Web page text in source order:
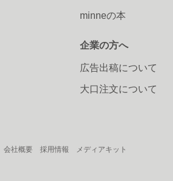
minneの本
企業の方へ
広告出稿について
大口注文について
会社概要 採用情報 メディアキット